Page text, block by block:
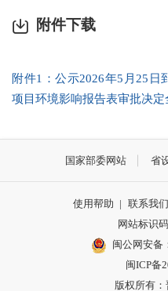
附件下载
附件1：公示2026年5月25日
项目环境影响报告表审批决定
国家部委网站 省
使用帮助 | 联系我们
网站标识
闽公网安备
闽ICP备
版权所有